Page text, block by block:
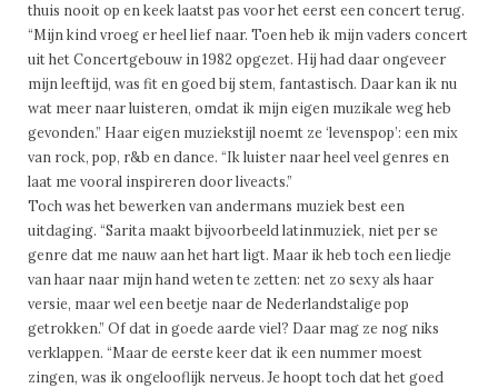
thuis nooit op en keek laatst pas voor het eerst een concert terug.
“Mijn kind vroeg er heel lief naar. Toen heb ik mijn vaders concert
uit het Concertgebouw in 1982 opgezet. Hij had daar ongeveer
mijn leeftijd, was fit en goed bij stem, fantastisch. Daar kan ik nu
wat meer naar luisteren, omdat ik mijn eigen muzikale weg heb
gevonden.” Haar eigen muziekstijl noemt ze ‘levenspop’: een mix
van rock, pop, r&b en dance. “Ik luister naar heel veel genres en
laat me vooral inspireren door liveacts.”
Toch was het bewerken van andermans muziek best een
uitdaging. “Sarita maakt bijvoorbeeld latinmuziek, niet per se
genre dat me nauw aan het hart ligt. Maar ik heb toch een liedje
van haar naar mijn hand weten te zetten: net zo sexy als haar
versie, maar wel een beetje naar de Nederlandstalige pop
getrokken.” Of dat in goede aarde viel? Daar mag ze nog niks
verklappen. “Maar de eerste keer dat ik een nummer moest
zingen, was ik ongelooflijk nerveus. Je hoopt toch dat het goed